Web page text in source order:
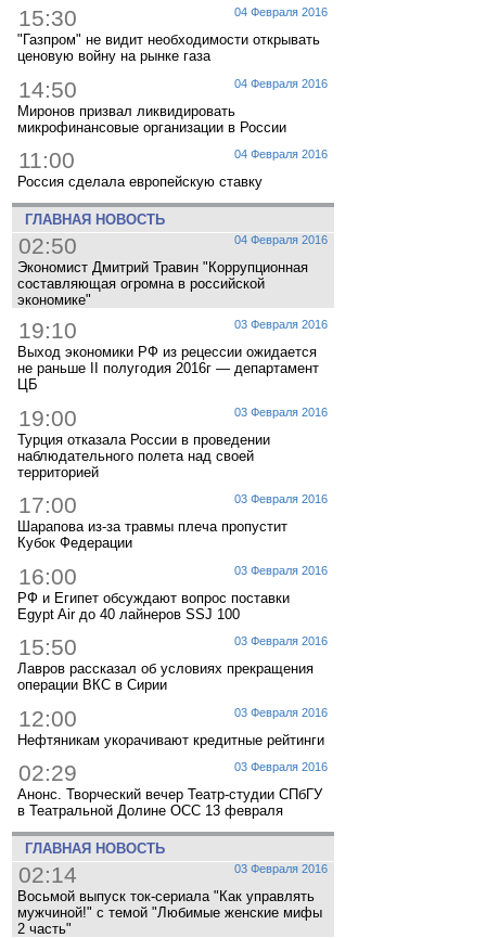
04 Февраля 2016
15:30
"Газпром" не видит необходимости открывать
ценовую войну на рынке газа
04 Февраля 2016
14:50
Миронов призвал ликвидировать
микрофинансовые организации в России
04 Февраля 2016
11:00
Россия сделала европейскую ставку
ГЛАВНАЯ НОВОСТЬ
04 Февраля 2016
02:50
Экономист Дмитрий Травин "Коррупционная
составляющая огромна в российской
экономике"
03 Февраля 2016
19:10
Выход экономики РФ из рецессии ожидается
не раньше II полугодия 2016г — департамент
ЦБ
03 Февраля 2016
19:00
Турция отказала России в проведении
наблюдательного полета над своей
территорией
03 Февраля 2016
17:00
Шарапова из-за травмы плеча пропустит
Кубок Федерации
03 Февраля 2016
16:00
РФ и Египет обсуждают вопрос поставки
Egypt Air до 40 лайнеров SSJ 100
03 Февраля 2016
15:50
Лавров рассказал об условиях прекращения
операции ВКС в Сирии
03 Февраля 2016
12:00
Нефтяникам укорачивают кредитные рейтинги
03 Февраля 2016
02:29
Анонс. Творческий вечер Театр-студии СПбГУ
в Театральной Долине ОСС 13 февраля
ГЛАВНАЯ НОВОСТЬ
03 Февраля 2016
02:14
Восьмой выпуск ток-сериала "Как управлять
мужчиной!" с темой "Любимые женские мифы
2 часть"